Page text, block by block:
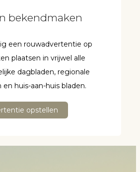
bekendmaken
een rouwadvertentie op
plaatsen in vrijwel alle
dagbladen, regionale
huis-aan-huis bladen.
opstellen